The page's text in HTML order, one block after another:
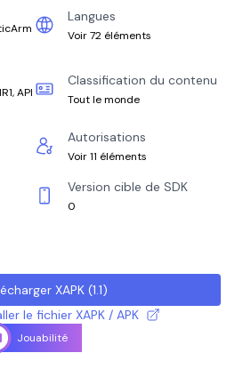
Langues
Voir 72 éléments
API
Classification du contenu
Tout le monde
Autorisations
Voir 11 éléments
Version cible de SDK
0
XAPK (1.1)
le fichier XAPK / APK
Jouabilité